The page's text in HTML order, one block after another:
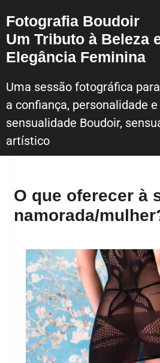
Fotografia Boudoir
Um Tributo à Beleza
Elegância Feminina
Uma sessão fotográfica
a confiança, personalidade e
sensualidade Boudoir,
artístico
O que oferecer à
namorada/